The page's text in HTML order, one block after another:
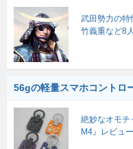
武田勢力の
竹義重など8
56gの軽量スマホコントロ
絶妙なオモチ
M4』レビュー